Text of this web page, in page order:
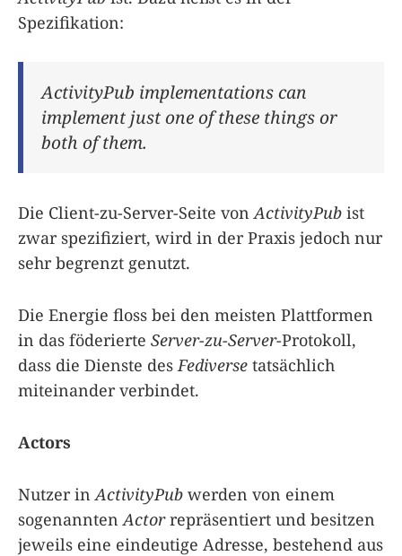
Spezifikation:
ActivityPub implementations can
implement just one of these things or
both of them.
Die Client-zu-Server-Seite von ActivityPub ist
zwar spezifiziert, wird in der Praxis jedoch nur
sehr begrenzt genutzt.
Die Energie floss bei den meisten Plattformen
in das föderierte Server-zu-Server-Protokoll,
dass die Dienste des Fediverse tatsächlich
miteinander verbindet.
Actors
Nutzer in ActivityPub werden von einem
sogenannten Actorrepräsentiert und besitzen
jeweils eine eindeutige Adresse, bestehend aus